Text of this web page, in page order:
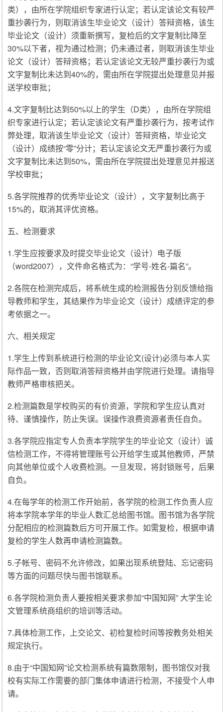
类），由所在学院组织专家进行认定；若认定该论文有较严
重抄袭行为，则取消该生毕业论文（设计）答辩资格，该生
毕业论文（设计）须重新撰写，复检后的文字复制比降至
30%以下者，视为通过检测；仍未通过者，则取消该生毕业
论文（设计）答辩资格；若认定该论文无较严重抄袭行为或
文字复制比未达到40%的，需由所在学院提出处理意见并报
送学校审批；
4.文字复制比达到50%以上的学生（D类），由所在学院组
织专家进行认定；若认定该论文有严重抄袭行为，按考试作
弊处理，取消该生毕业论文（设计）答辩资格，毕业论文
（设计）成绩按“零”分计；若认定该论文无严重抄袭行为或
文字复制比未达到50%，需由所在学院提出处理意见并报送
学校审批；
5.各学院推荐的优秀毕业论文（设计），文字复制比高于
15%的，取消其评优资格。
五、检测要求
1.学生应按要求及时提交毕业论文（设计）电子版
（word2007），文件命名格式为：“学号-姓名-篇名”。
2.各院在检测完成后，将系统生成的检测报告分别反馈给指
导教师和学生，其结果作为毕业论文（设计）成绩评定的参
考依据之一。
六、相关规定
1.学生上传到系统进行检测的毕业论文(设计)必须与本人实
际作品一致，否则取消答辩资格并由学院进行处理。请指导
教师严格审核把关。
2.检测篇数是学校购买的有价资源，学院和学生应认真对
待、谨慎操作，防止失误。误操作浪费资源者责任自负。
3.各学院应指定专人负责本学院学生的毕业论文（设计）诚
信检测工作，不得将管理账号公开给学生或其他教师，严禁
向其他单位或个人收费检测。一旦发现，将封锁账号，后果
自负。
4.在每学年的检测工作开始前，各学院的检测工作负责人应
将本学院本学年的毕业人数汇总给图书馆。图书馆为各学院
分配相应的检测篇数后方可开展工作。如需复检，根据申请
复检的学生人数再申请检测篇数。
5.子帐号、密码不允许修改，如果出现系统登陆、忘记密码
等方面的问题尽快与图书馆联系。
6.各学院检测负责人要按相关要求参加“中国知网” 大学生论
文管理系统商组织的培训等活动。
7.具体检测工作，上交论文、初检复检时间等按教务处相关
规定执行。
8.由于“中国知网”论文检测系统有篇数限制，图书馆仅对我
校有实际工作需要的部门集体申请进行检测，不接受个人申
请。